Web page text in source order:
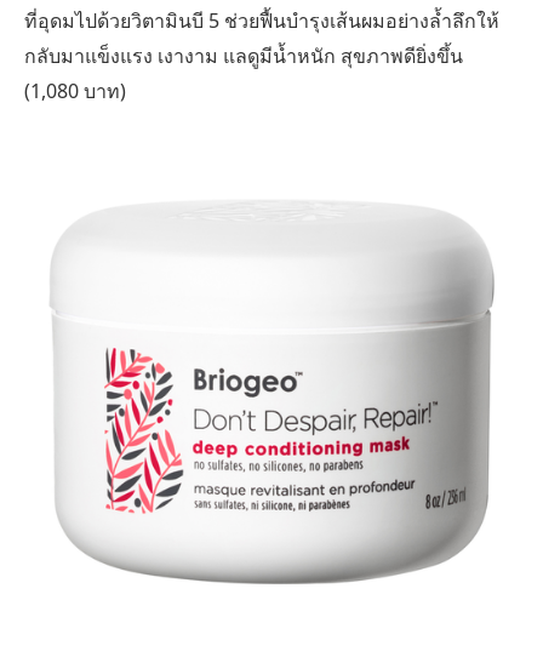
ที่อุดมไปด้วยวิตามินบี 5 ช่วยฟื้นบำรุงเส้นผมอย่างล้ำลึกให้
กลับมาแข็งแรง เงางาม แลดูมีน้ำหนัก สุขภาพดียิ่งขึ้น
(1,080 บาท)